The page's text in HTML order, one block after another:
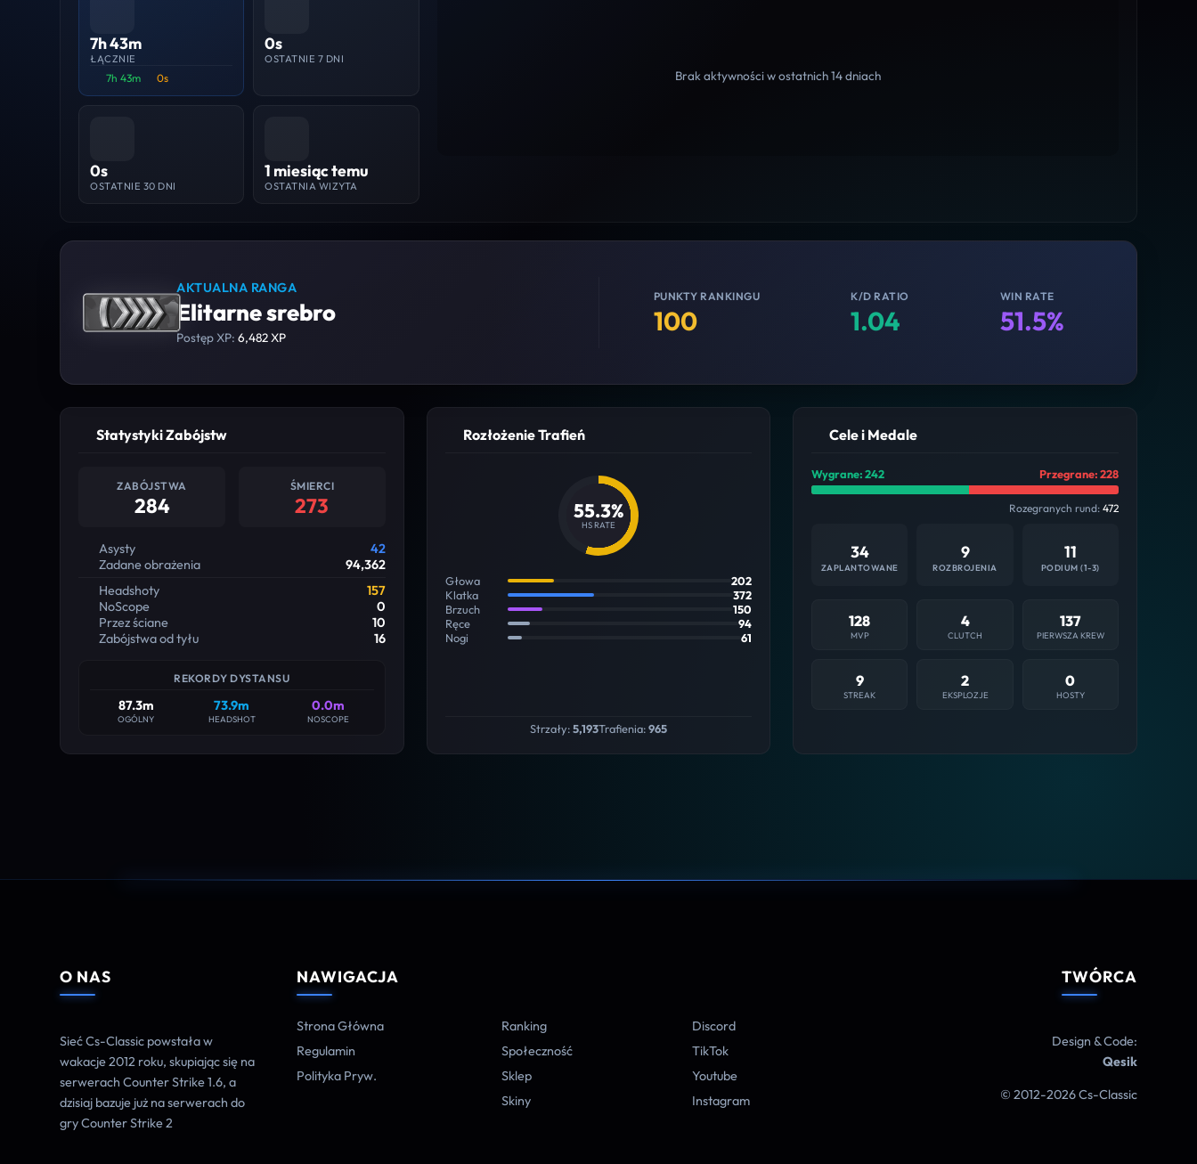
7h 43m
ŁĄCZNIE
7h 43m 0s
0s
OSTATNIE 7 DNI
0s
OSTATNIE 30 DNI
1 miesiąc temu
OSTATNIA WIZYTA
Brak aktywności w ostatnich 14 dniach
AKTUALNA RANGA
Elitarne srebro
Postęp XP:6,482 XP
PUNKTY RANKINGU
100
K/D RATIO
1.04
WIN RATE
51.5%
Statystyki Zabójstw
ZABÓJSTWA
284
ŚMIERCI
273
Asysty
42
Zadane obrażenia
94,362
Headshoty
157
NoScope
0
Przez ściane
10
Zabójstwa od tyłu
16
REKORDY DYSTANSU
87.3m
OGÓLNY
73.9m
HEADSHOT
0.0m
NOSCOPE
Rozłożenie Trafień
55.3%
HS RATE
Głowa
202
Klatka
372
Brzuch
150
Ręce
94
Nogi
61
Strzały:5,193Trafienia:965
Cele i Medale
Wygrane: 242 Przegrane: 228
Rozegranych rund: 472
34
ZAPLANTOWANE
9
ROZBROJENIA
11
PODIUM (1-3)
128
MVP
4
CLUTCH
137
PIERWSZA KREW
9
STREAK
2
EKSPLOZJE
0
HOSTY
O NAS
Sieć Cs-Classic powstała w
wakacje 2012 roku, skupiając się na
serwerach Counter Strike 1.6, a
dzisiaj bazuje już na serwerach do
gry Counter Strike 2
NAWIGACJA
Strona Główna
Regulamin
Polityka Pryw.
Ranking
Społeczność
Sklep
Skiny
Discord
TikTok
Youtube
Instagram
TWÓRCA
Design & Code:
Qesik
© 2012-2026 Cs-Classic